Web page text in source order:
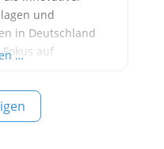
und
in Deutschland
auf
Privat- und
Energiezukunft
Digitale
…